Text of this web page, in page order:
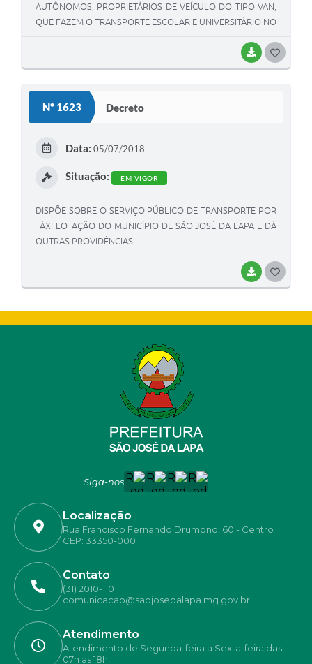
BAIXAR
AUTÔNOMOS, PROPRIETÁRIOS DE VEÍCULO DO TIPO VAN,
QUE FAZEM O TRANSPORTE ESCOLAR E UNIVERSITÁRIO NO
Nº 1623 Decreto
BAIXAR
Data: 05/07/2018
Situação: EM VIGOR
DISPÕE SOBRE O SERVIÇO PÚBLICO DE TRANSPORTE POR
TÁXI LOTAÇÃO DO MUNICÍPIO DE SÃO JOSÉ DA LAPA E DÁ
OUTRAS PROVIDÊNCIAS
Siga-nos
Localização
Rua Francisco Fernando Drumond, 60 - Centro
CEP: 33350-000
Contato
(31) 2010-1101
comunicacao@saojosedalapa.mg.gov.br
Atendimento
Atendimento de Segunda-feira a Sexta-feira das
07h as 18h